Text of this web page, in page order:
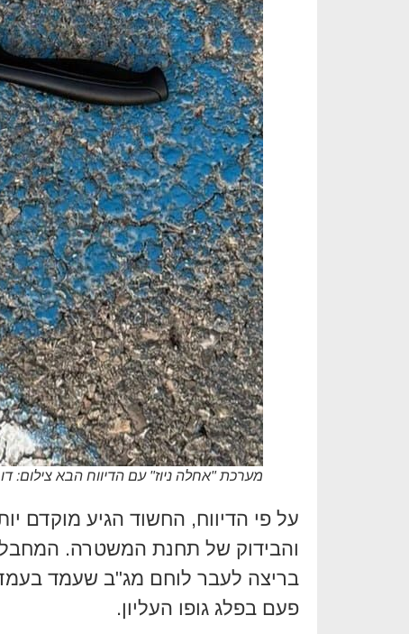
מערכת "אחלה ניוז" עם הדיווח הבא צילום:
על פי הדיווח, החשוד הגיע מוקדם
והבידוק של תחנת המשטרה.
בריצה לעבר לוחם מג"ב שעמד
פעם בפלג גופו העליון.